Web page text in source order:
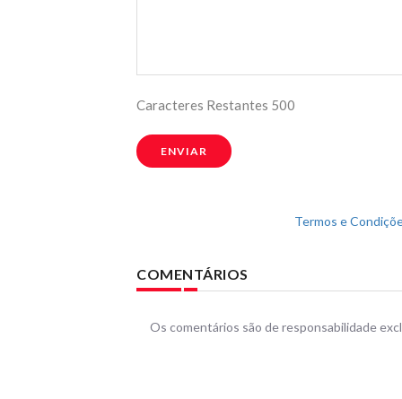
Caracteres Restantes 500
ENVIAR
Termos e
COMENTÁRIOS
Os comentários são de responsabilidade